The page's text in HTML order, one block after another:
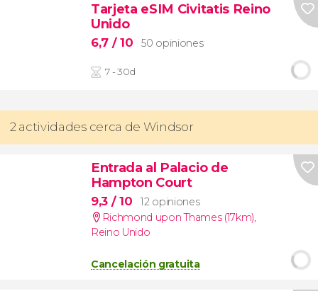
Tarjeta eSIM Civitatis Reino
Unido
6,7 / 10 50 opiniones
7 - 30d
2 actividades cerca de Windsor
Entrada al Palacio de
Hampton Court
9,3 / 10
12 opiniones
Richmond upon Thames (17km),
Reino Unido
Cancelación gratuita